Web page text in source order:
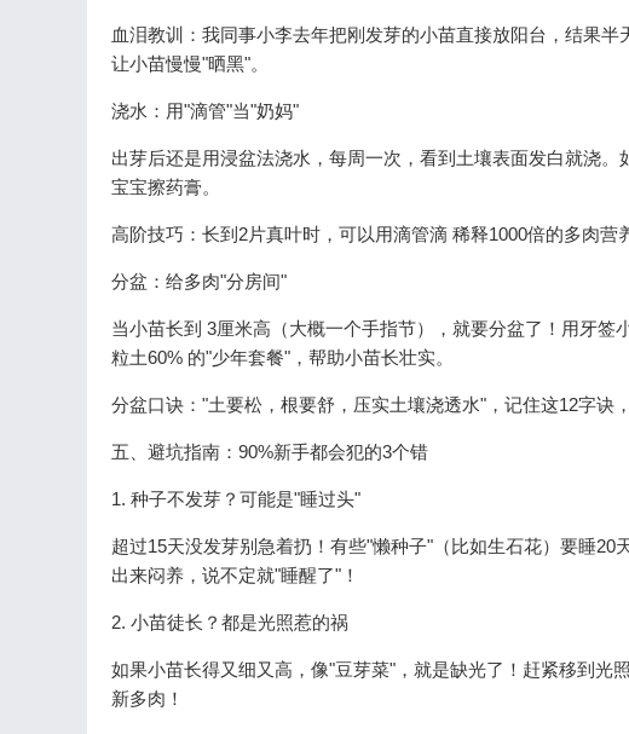
血泪教训：我同事小李去年把刚发芽的小苗直接放阳台，结果
让小苗慢慢"晒黑"。
浇水：用"滴管"当"奶妈"
出芽后还是用浸盆法浇水，每周一次，看到土壤表面发白就浇
宝宝擦药膏。
高阶技巧：长到2片真叶时，可以用滴管滴 稀释1000倍的多肉营
分盆：给多肉"分房间"
当小苗长到 3厘米高（大概一个手指节），就要分盆了！用牙
粒土60% 的"少年套餐"，帮助小苗长壮实。
分盆口诀："土要松，根要舒，压实土壤浇透水"，记住这12字诀
五、避坑指南：90%新手都会犯的3个错
1. 种子不发芽？可能是"睡过头"
超过15天没发芽别急着扔！有些"懒种子"（比如生石花）要睡
出来闷养，说不定就"睡醒了"！
2. 小苗徒长？都是光照惹的祸
如果小苗长得又细又高，像"豆芽菜"，就是缺光了！赶紧移到
新多肉！